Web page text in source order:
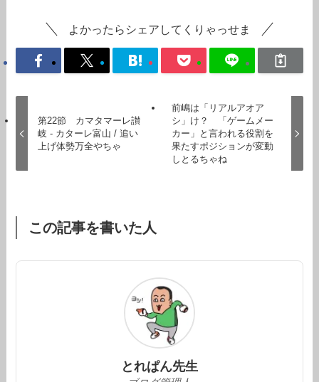
よかったらシェアしてくりゃっせま
第22節 カマタマーレ讃
岐 - カターレ富山 / 追い
上げ体勢万全やちゃ
前嶋は「リアルアオア
シ」け？ 「ゲームメー
カー」と言われる役割を
果たすポジションが変動
しとるちゃね
この記事を書いた人
とれぱん先生